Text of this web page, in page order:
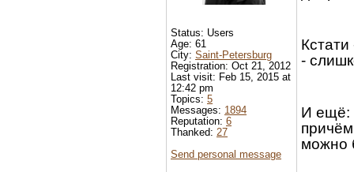
-
И ещё:
можно
Status: Users
Age: 61
City: Saint-Petersburg
Registration: Oct 21, 2012
Last visit: Feb 15, 2015 at
12:42 pm
Topics: 5
Messages: 1894
Reputation: 6
Thanked: 27
Send personal message